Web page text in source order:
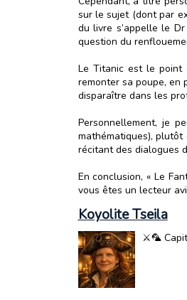
sur le sujet (dont par
du livre s’appelle le
question du
Le Titanic est le point
remonter sa poupe, en
disparaître dans les
Personnellement, je
mathématiques),
récitant des dialogues
En conclusion, « Le
vous êtes un lecteur
Koyolite Tseila
⚔️🦜